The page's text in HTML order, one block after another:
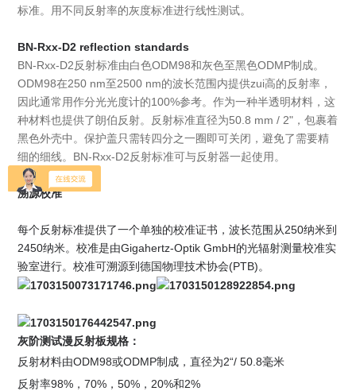
标准。用不同反射率的灰度标准进行线性测试。
BN-Rxx-D2 reflection standards
BN-Rxx-D2反射标准由白色ODM98和灰色至黑色ODMP制成。
ODM98在250 nm至2500 nm的波长范围内提供zui高的反射率，
因此通常用作分光光度计的100%参考。作为一种半透明材料，这
种材料也提供了朗伯反射。反射标准直径为50.8 mm / 2"，包裹着
黑色外壳中。保护盖只需转四分之一圈即可关闭，避免了需要精
细的细线。BN-Rxx-D2反射标准可与反射器一起使用。
溯源校准
每个反射标准提供了一个单独的校准证书，波长范围从250纳米到
2450纳米。校准是由Gigahertz-Optik GmbH的光辐射测量校准实
验室进行。校准可溯源到德国物理技术协会(PTB)。
灰阶测试漫反射板规格：
反射材料由ODM98或ODMP制成，直径为2“/ 50.8毫米
反射率98%，70%，50%，20%和2%